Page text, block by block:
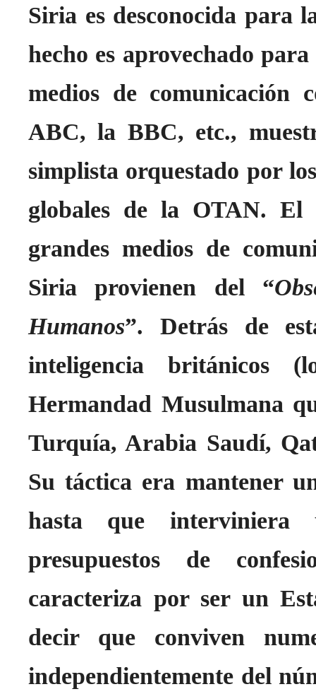
Siria es desconocida para
hecho es aprovechado
medios de
ABC, la BBC, etc.,
simplista orquestado por
globales de la OTAN.
grandes medios de
Siria provienen del “
Humanos”. Detrás de
inteligencia británicos
Hermandad Musulmana
Turquía, Arabia Saudí,
Su táctica era mantener
hasta que interviniera
presupuestos de
caracteriza por ser un
decir que conviven
independientemente del